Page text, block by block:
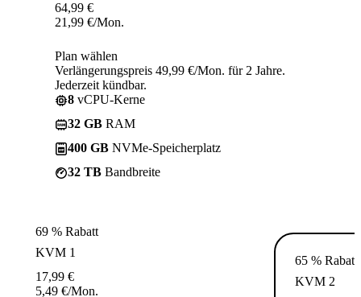
64,99 €
21,99 €/Mon.
Plan wählen
Verlängerungspreis 49,99 €/Mon. für 2 Jahre.
Jederzeit kündbar.
8 vCPU-Kerne
32 GB RAM
400 GB NVMe-Speicherplatz
32 TB Bandbreite
69 % Rabatt
KVM 1
17,99 €
5,49 €/Mon.
65 % Rabatt
KVM 2